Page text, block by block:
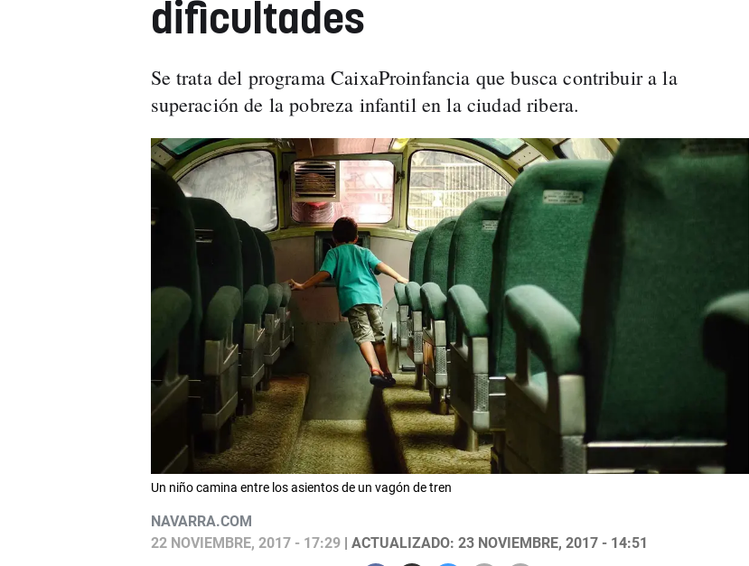
dificultades
Se trata del programa CaixaProinfancia que busca contribuir a la
superación de la pobreza infantil en la ciudad ribera.
Un niño camina entre los asientos de un vagón de tren
NAVARRA.COM
22 NOVIEMBRE, 2017 - 17:29| ACTUALIZADO: 23 NOVIEMBRE, 2017 - 14:51